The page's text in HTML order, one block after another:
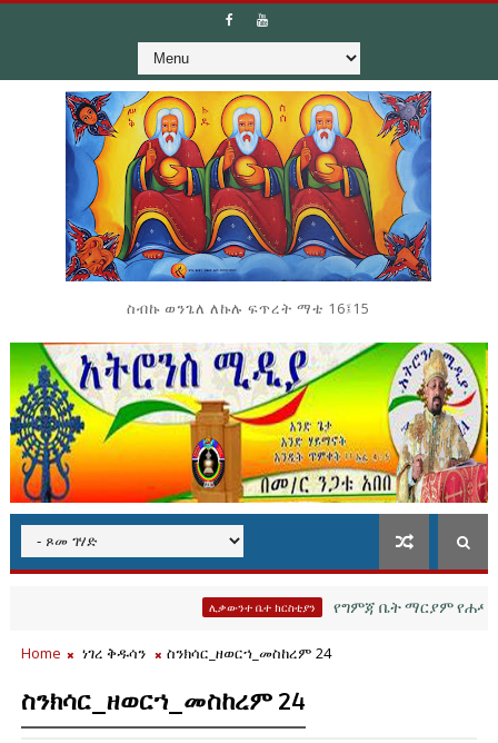
ስብኩ ወንጌለ ለኩሉ ፍጥረት ማቴ 16፤15
ሊቃውንተ ቤተ ክርስቲያን የግምጃ ቤት ማርያም የሐዲሳት እና
Home ነገረ ቅዱሳን ስንክሳር_ዘወርኀ_መስከረም 24
ስንክሳር_ዘወርኀ_መስከረም 24